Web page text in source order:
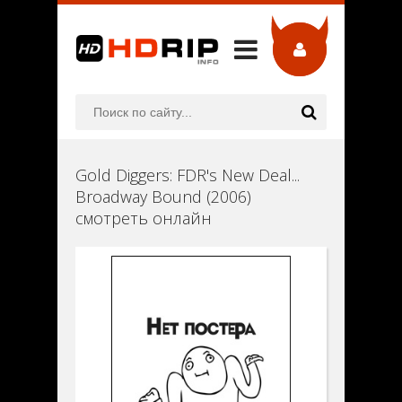
Gold Diggers: FDR's New Deal...
Broadway Bound (2006)
смотреть онлайн